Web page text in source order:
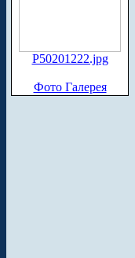
P50201222.jpg
Фото Галерея